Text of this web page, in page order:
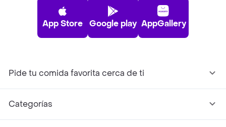
App Store Google play AppGallery
Pide tu comida favorita cerca de ti
Categorías